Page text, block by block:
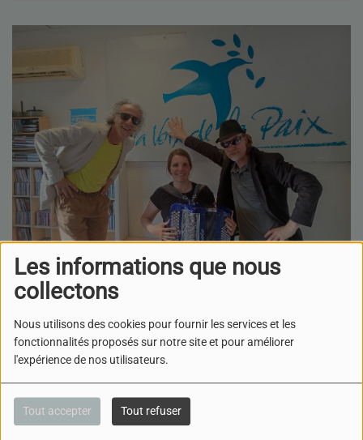
Les informations que nous
collectons
Nous utilisons des cookies pour fournir les services et les
fonctionnalités proposés sur notre site et pour améliorer
l'expérience de nos utilisateurs.
Tout accepter Tout refuser
22 MAI 2026
ÉCOUTER LE PODCAST
Dans ce nouveau rendez-
vous au café ''Il Fuoco'' nous avons eu le plaisir de recevoir
Angelique-La corde des anges
venue nous apporter de l'amour et de la musique pour le